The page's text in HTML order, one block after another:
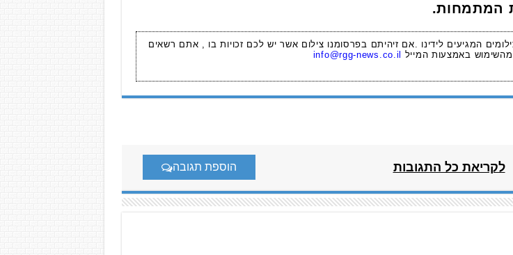
המתמחות.
המגיעים לידינו .אם זיהיתם בפרסומנו צילום אשר יש לכם זכויות בו , אתם רשאים
מהשימוש באמצעות המייל
info@rgg-news.co.il
לקריאת כל התגובות הוספת תגובה